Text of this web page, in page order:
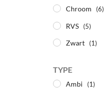
Chroom (6)
RVS (5)
Zwart (1)
TYPE
Ambi (1)